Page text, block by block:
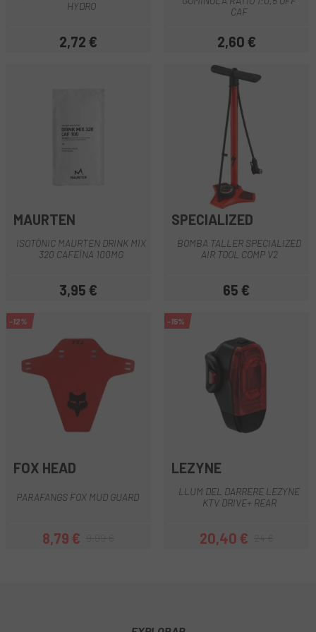
HYDRO
Preu
2,72 €
CAF
Preu
2,60 €
MAURTEN
ISOTÒNIC MAURTEN DRINK MIX
320 CAFEÏNA 100MG
Preu
3,95 €
SPECIALIZED
BOMBA TALLER SPECIALIZED
AIR TOOL COMP V2
Preu
65 €
-12%
FOX HEAD
PARAFANGS FOX MUD GUARD
Preu
8,79 €Preu regular
-15%
LEZYNE
LLUM DEL DARRERE LEZYNE
KTV DRIVE+ REAR
Preu
20,40 €Preu regular